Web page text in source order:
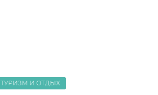
ТУРИЗМ И ОТДЫХ